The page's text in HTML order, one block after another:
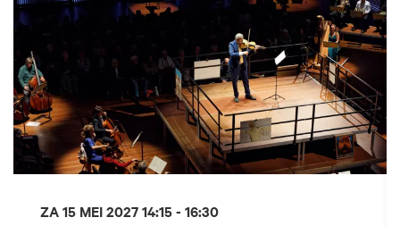
ZA 15 MEI 202714:15 - 16:30